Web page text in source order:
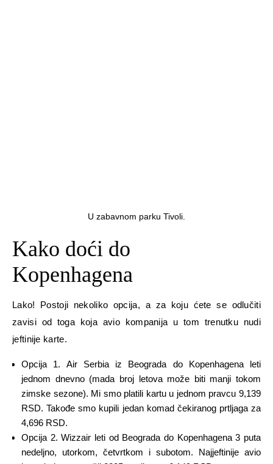
U zabavnom parku Tivoli.
Kako doći do
Kopenhagena
Lako! Postoji nekoliko opcija, a za koju ćete se odlučiti
zavisi od toga koja avio kompanija u tom trenutku nudi
jeftinije karte.
Opcija 1. Air Serbia iz Beograda do Kopenhagena leti
jednom dnevno (mada broj letova može biti manji tokom
zimske sezone). Mi smo platili kartu u jednom pravcu 9,139
RSD. Takođe smo kupili jedan komad čekiranog prtljaga za
4,696 RSD.
Opcija 2. Wizzair leti od Beograda do Kopenhagena 3 puta
nedeljno, utorkom, četvrtkom i subotom. Najjeftinije avio